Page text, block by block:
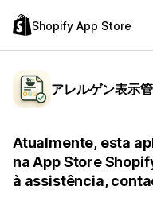
Shopify App Store
アレルゲン表示
Atualmente, esta
na App Store
à assistência,